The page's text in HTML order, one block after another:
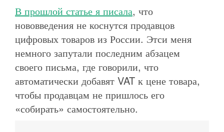
В прошлой статье я писала, что
нововведения не коснутся продавцов
цифровых товаров из России. Этси меня
немного запутали последним абзацем
своего письма, где говорили, что
автоматически добавят VAT к цене товара,
чтобы продавцам не пришлось его
«собирать» самостоятельно.